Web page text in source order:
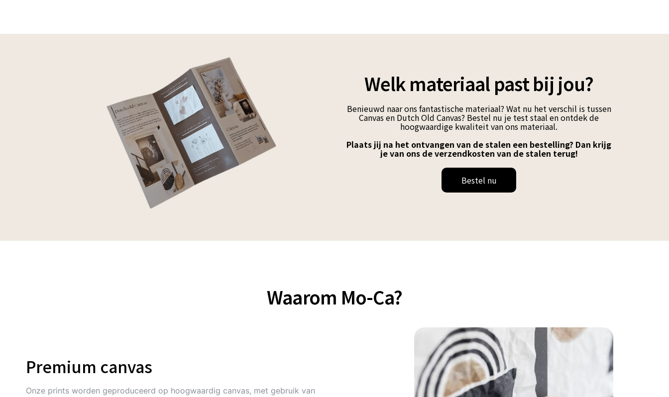
Welk materiaal past bij jou?
Benieuwd naar ons fantastische materiaal? Wat nu het verschil is tussen
Canvas en Dutch Old Canvas? Bestel nu je test staal en ontdek de
hoogwaardige kwaliteit van ons materiaal.
Plaats jij na het ontvangen van de stalen een bestelling? Dan krijg
je van ons de verzendkosten van de stalen terug!
Bestel nu
Waarom Mo-Ca?
Premium canvas
Onze prints worden geproduceerd op hoogwaardig canvas, met gebruik van